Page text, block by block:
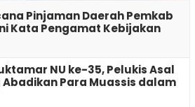
Pinjaman Daerah Pemkab
Kata Pengamat Kebijakan
NU ke-35, Pelukis Asal
Para Muassis dalam